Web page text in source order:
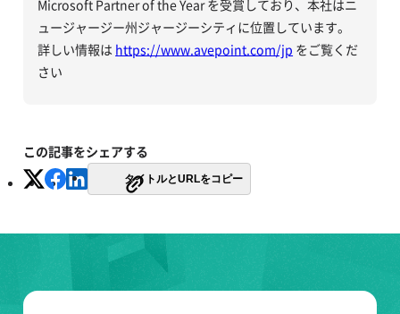
Microsoft Partner of the Year を受賞しており、本社はニ
ュージャージー州ジャージーシティに位置しています。
詳しい情報はhttps://www.avepoint.com/jp をご覧くだ
さい
この記事をシェアする
タイトルとURLをコピー